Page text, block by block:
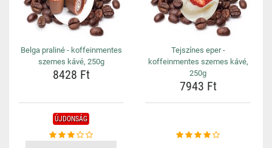
Belga praliné - koffeinmentes
szemes kávé, 250g
8428 Ft
Tejszínes eper -
koffeinmentes szemes kávé,
250g
7943 Ft
ÚJDONSÁG